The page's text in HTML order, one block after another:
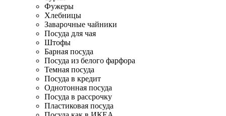
Фужеры
Хлебницы
Заварочные чайники
Посуда для чая
Штофы
Барная посуда
Посуда из белого фарфора
Темная посуда
Посуда в кредит
Однотонная посуда
Посуда в рассрочку
Пластиковая посуда